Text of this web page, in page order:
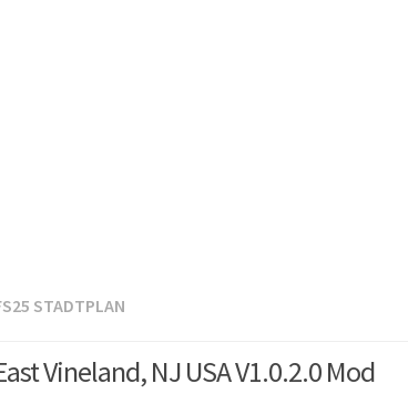
STADTPLAN
Vineland, NJ USA V1.0.2.0 Mod